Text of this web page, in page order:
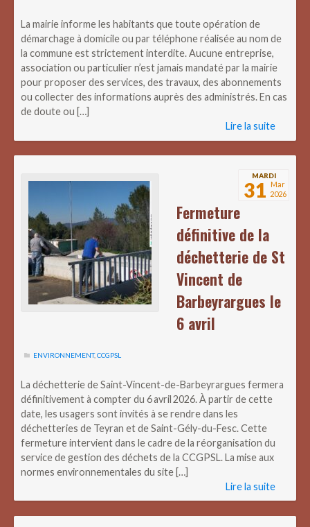
La mairie informe les habitants que toute opération de
démarchage à domicile ou par téléphone réalisée au nom de
la commune est strictement interdite. Aucune entreprise,
association ou particulier n’est jamais mandaté par la mairie
pour proposer des services, des travaux, des abonnements
ou collecter des informations auprès des administrés. En cas
de doute ou […]
Lire la suite
MARDI
31 Mar
2026
Fermeture
définitive de la
déchetterie de St
Vincent de
Barbeyrargues le
6 avril
ENVIRONNEMENT,CCGPSL
La déchetterie de Saint-Vincent-de-Barbeyrargues fermera
définitivement à compter du 6 avril 2026. À partir de cette
date, les usagers sont invités à se rendre dans les
déchetteries de Teyran et de Saint-Gély-du-Fesc. Cette
fermeture intervient dans le cadre de la réorganisation du
service de gestion des déchets de la CCGPSL. La mise aux
normes environnementales du site […]
Lire la suite